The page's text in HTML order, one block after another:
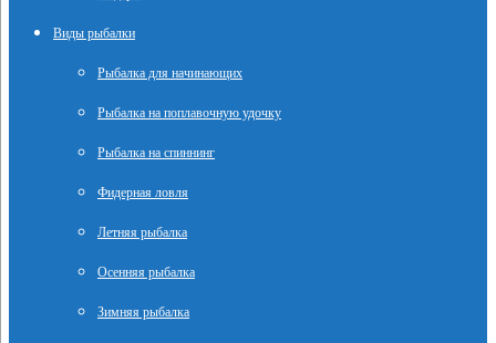
Виды рыбалки
Рыбалка для начинающих
Рыбалка на поплавочную удочку
Рыбалка на спиннинг
Фидерная ловля
Летняя рыбалка
Осенняя рыбалка
Зимняя рыбалка